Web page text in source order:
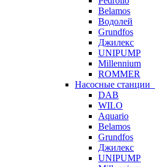
Belamos
Водолей
Grundfos
Джилекс
UNIPUMP
Millennium
ROMMER
Насосные станции
DAB
WILO
Aquario
Belamos
Grundfos
Джилекс
UNIPUMP